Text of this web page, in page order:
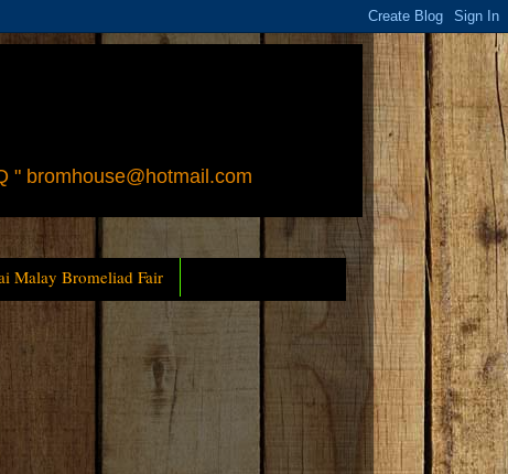
bromhouse@hotmail.com
Malay Bromeliad Fair